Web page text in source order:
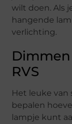
wilt doen. Als
hangende
verlichting.
RVS
Het leuke van
bepalen
lampje kunt